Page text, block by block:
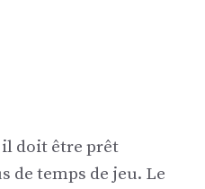
il doit être prêt
de temps de jeu. Le